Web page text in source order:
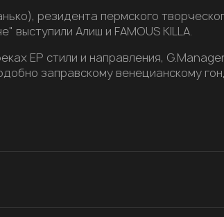
резидента пермского
Алиш и FAMOUS KILLA.
EP стили и направления,
заправскому венецианскому